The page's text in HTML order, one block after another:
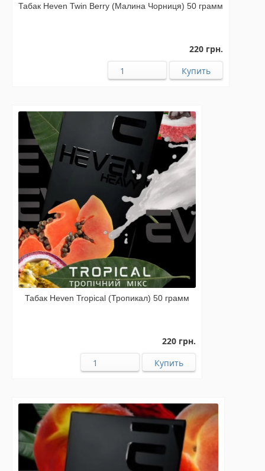
Табак Heven Twin Berry (Малина Чорниця) 50 грамм
220 грн.
Табак Heven Tropical (Тропикал) 50 грамм
220 грн.